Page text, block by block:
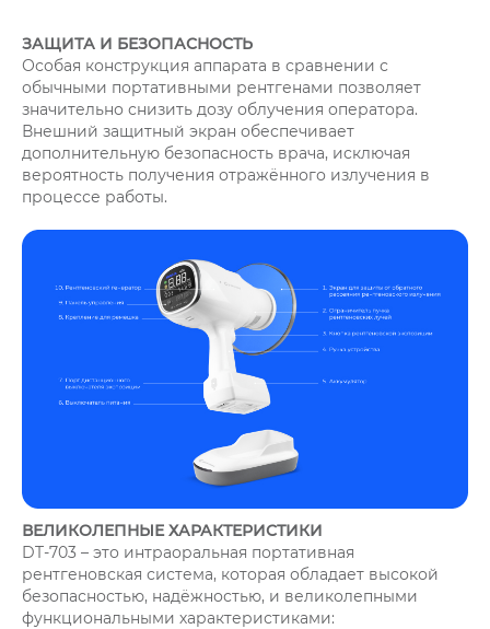
ЗАЩИТА И БЕЗОПАСНОСТЬ
Особая конструкция аппарата в сравнении с
обычными портативными рентгенами позволяет
значительно снизить дозу облучения оператора.
Внешний защитный экран обеспечивает
дополнительную безопасность врача, исключая
вероятность получения отражённого излучения в
процессе работы.
ВЕЛИКОЛЕПНЫЕ ХАРАКТЕРИСТИКИ
DT-703 – это интраоральная портативная
рентгеновская система, которая обладает высокой
безопасностью, надёжностью, и великолепными
функциональными характеристиками: